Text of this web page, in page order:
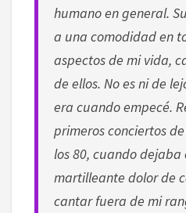
humano en general.
a una comodidad en
aspectos de mi vida,
de ellos. No es ni de
era cuando empecé.
primeros conciertos
los 80, cuando dejaba
martilleante dolor de
cantar fuera de mi